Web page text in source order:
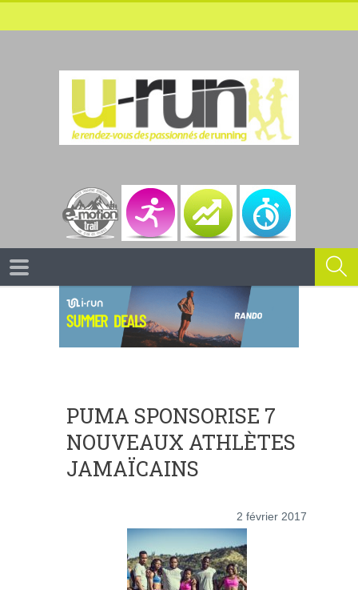
PUMA SPONSORISE 7
NOUVEAUX ATHLÈTES
JAMAÏCAINS
2 février 2017